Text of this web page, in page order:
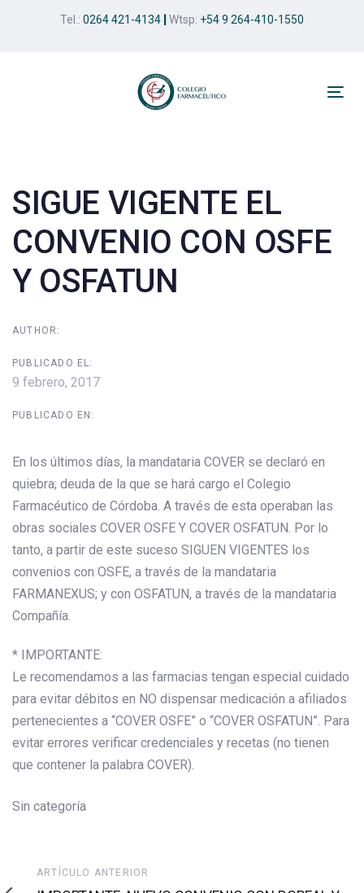
Tel.: 0264 421-4134 Wtsp: +54 9 264-410-1550
SIGUE VIGENTE EL
CONVENIO CON OSFE
Y OSFATUN
AUTHOR:
PUBLICADO EL:
9 febrero, 2017
PUBLICADO EN:
En los últimos días, la mandataria COVER se declaró en
quiebra; deuda de la que se hará cargo el Colegio
Farmacéutico de Córdoba. A través de esta operaban las
obras sociales COVER OSFE Y COVER OSFATUN. Por lo
tanto, a partir de este suceso SIGUEN VIGENTES los
convenios con OSFE, a través de la mandataria
FARMANEXUS; y con OSFATUN, a través de la mandataria
Compañía.
* IMPORTANTE:
Le recomendamos a las farmacias tengan especial cuidado
para evitar débitos en NO dispensar medicación a afiliados
pertenecientes a “COVER OSFE” o “COVER OSFATUN”. Para
evitar errores verificar credenciales y recetas (no tienen
que contener la palabra COVER).
Sin categoría
navigation
Artículo
ARTÍCULO ANTERIOR